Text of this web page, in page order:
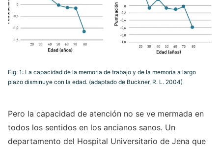
Fig. 1: La capacidad de la memoria de trabajo y de la memoria a largo
plazo disminuye con la edad. (adaptado de Buckner, R. L. 2004)
Pero la capacidad de atención no se ve mermada en
todos los sentidos en los ancianos sanos. Un
departamento del Hospital Universitario de Jena que